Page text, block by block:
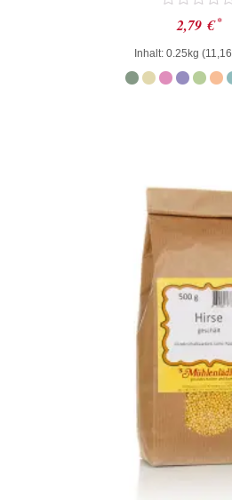
Bewertet
mit
0
von
5
2,79 € *
Inhalt: 0.25kg (11,16